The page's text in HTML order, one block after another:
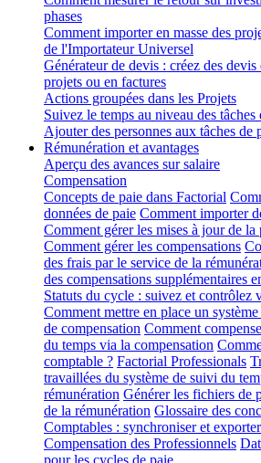
phases
Comment importer en masse des
de l'Importateur Universel
Générateur de devis : créez des devis
projets ou en factures
Actions groupées dans les Projets
Suivez le temps au niveau des tâches
Ajouter des personnes aux tâches de
Rémunération et avantages
Aperçu des avances sur salaire
Compensation
Concepts de paie dans Factorial
données de paie Comment importer
Comment gérer les mises à jour de la
Comment gérer les compensations
des frais par le service de la
des compensations supplémentaires
Statuts du cycle : suivez et contrôlez
Comment mettre en place un
de compensation Comment
du temps via la compensation
comptable ? Factorial Professionals
travaillées du système de suivi du
rémunération Générer les fichiers de
de la rémunération Glossaire des
Comptables : synchroniser et
Compensation des Professionnels
pour les cycles de paie